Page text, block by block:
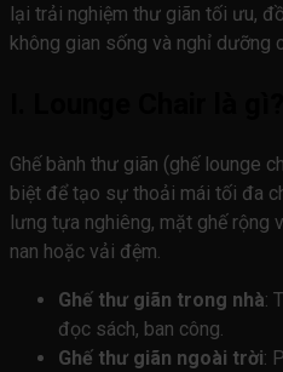
lại trải nghiệm thư giãn tối ưu,
không gian sống và nghỉ dưỡng
Ghế bành thư giãn (ghế lounge
biệt để tạo sự thoải mái tối đa
lưng tựa nghiêng, mặt ghế rộng
nan hoặc vải đệm.
Ghế thư giãn trong nhà:
đọc sách, ban công.
Ghế thư giãn ngoài trời: